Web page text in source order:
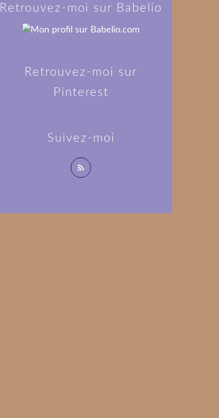
Suivez-moi
Retrouvez-moi sur Babelio
Retrouvez-moi sur
Pinterest